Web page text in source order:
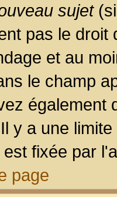
sujet(si
pas le
et au
le champ
également
y a une
fixée par
page